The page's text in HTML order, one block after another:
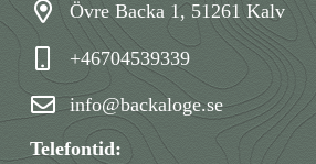
Övre Backa 1, 51261 Kalv
+46704539339
info@backaloge.se
Telefontid: